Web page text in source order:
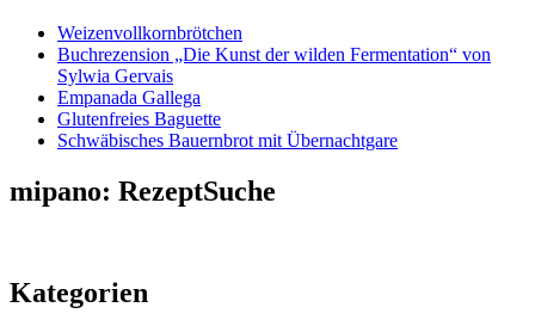
Weizenvollkornbrötchen
Buchrezension „Die Kunst der wilden Fermentation“ von
Sylwia Gervais
Empanada Gallega
Glutenfreies Baguette
Schwäbisches Bauernbrot mit Übernachtgare
mipano: RezeptSuche
Kategorien